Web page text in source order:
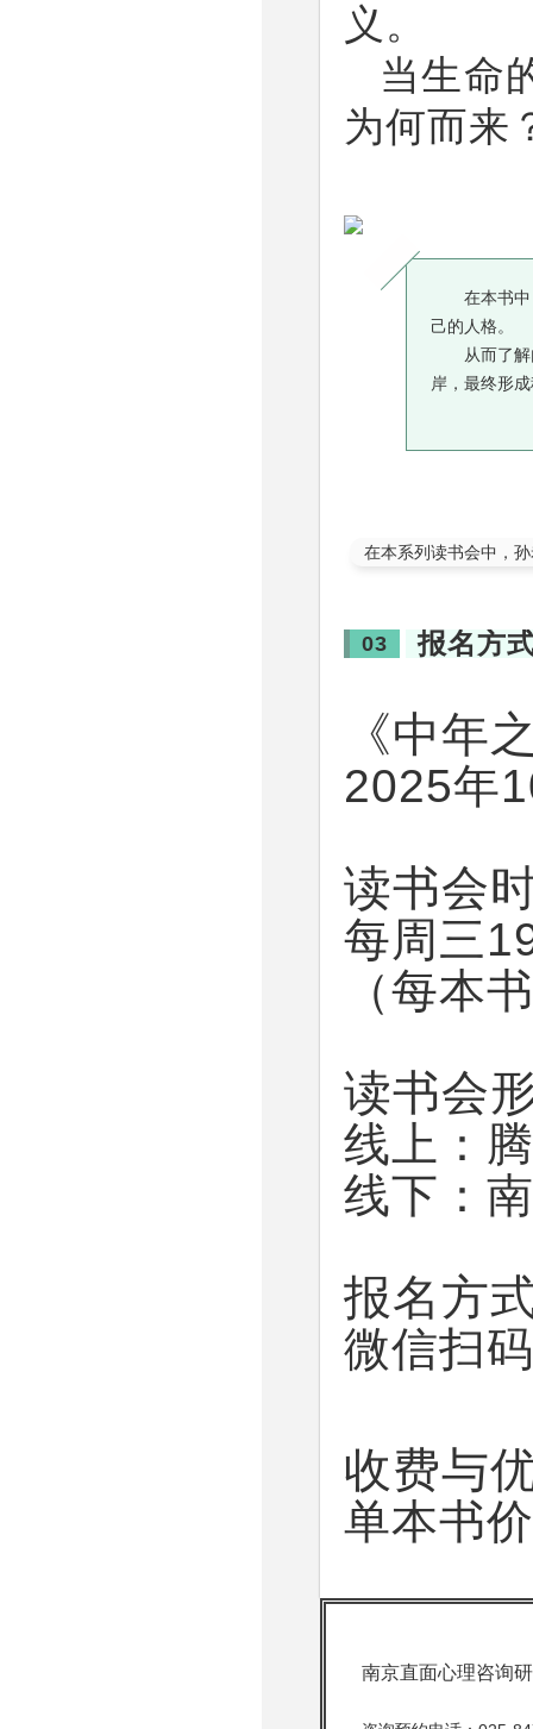
义。
当生命
为何而来
在本书
己的人格。
从而了
岸，最终形
在本系列读书会中，
03 报名方
《中年
2025年
读书会
每周三
（每本
读书会
线上：
线下：
报名方
微信扫
收费与
单本书
南京直面心理咨询